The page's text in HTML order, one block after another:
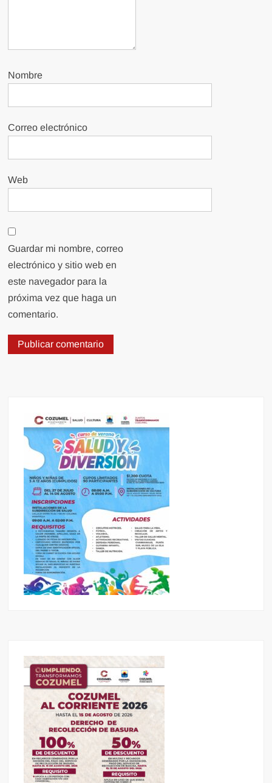
Nombre
Correo electrónico
Web
Guardar mi nombre, correo
electrónico y sitio web en
este navegador para la
próxima vez que haga un
comentario.